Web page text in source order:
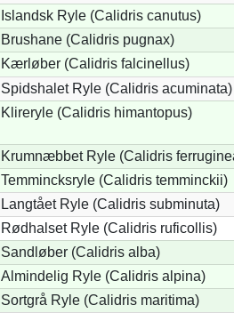
Islandsk Ryle (Calidris canutus)
Brushane (Calidris pugnax)
Kærløber (Calidris falcinellus)
Spidshalet Ryle (Calidris acuminata)
Klireryle (Calidris himantopus)
Krumnæbbet Ryle (Calidris
Temmincksryle (Calidris temminckii)
Langtået Ryle (Calidris subminuta)
Rødhalset Ryle (Calidris ruficollis)
Sandløber (Calidris alba)
Almindelig Ryle (Calidris alpina)
Sortgrå Ryle (Calidris maritima)